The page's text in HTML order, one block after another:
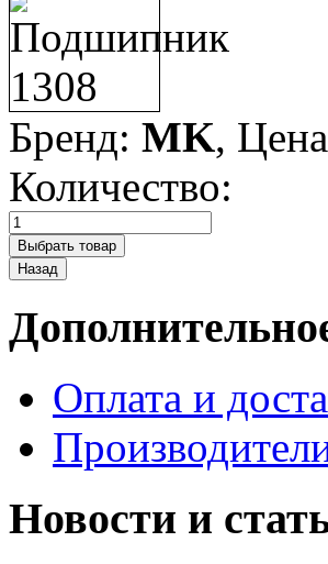
Бренд: MK,
Количество:
Оплата и
Новости и